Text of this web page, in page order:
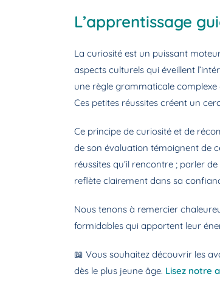
L’apprentissage
La curiosité est un puissant
aspects culturels qui éveillent
une règle grammaticale
Ces petites réussites créent un
Ce principe de curiosité et de
de son évaluation témoignent de
réussites qu’il rencontre ; parler
reflète clairement dans sa
Nous tenons à remercier
formidables qui apportent leur
📖 Vous souhaitez découvrir les
dès le plus jeune âge. Lisez notre